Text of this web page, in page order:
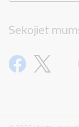
Sekojiet